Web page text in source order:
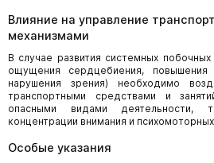
Влияние на управление
механизмами
В случае развития системных
ощущения сердцебиения, повышения
нарушения зрения) необходимо
транспортными средствами и
опасными видами деятельности,
концентрации внимания и
Особые указания